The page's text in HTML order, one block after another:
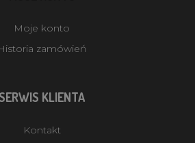
Moje konto
zamówień
KLIENTA
Kontakt